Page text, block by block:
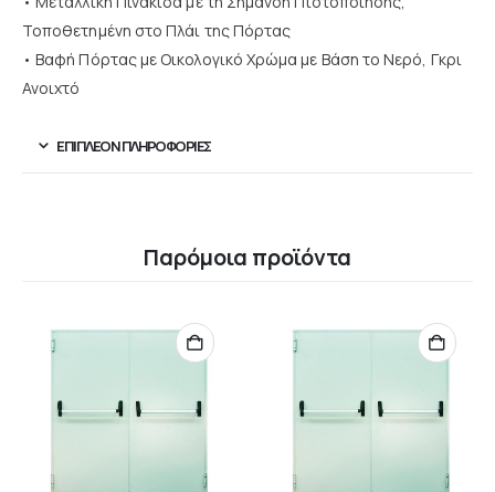
Τοποθετημένη στο Πλάι της Πόρτας
• Βαφή Πόρτας με Οικολογικό Χρώμα με Βάση το Νερό, Γκρι
Ανοιχτό
ΕΠΙΠΛΈΟΝ ΠΛΗΡΟΦΟΡΊΕΣ
Παρόμοια προϊόντα